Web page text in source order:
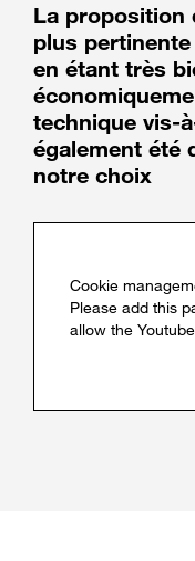
La proposition
plus
en étant très
technique vis-
également été
notre choix